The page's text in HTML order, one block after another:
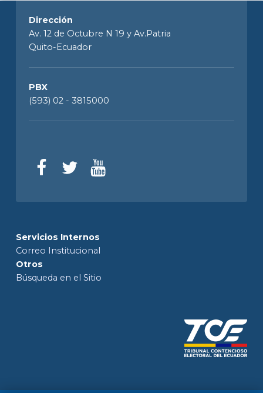
Dirección
Av. 12 de Octubre N 19 y Av.Patria
Quito-Ecuador
PBX
(593) 02 - 3815000
Servicios Internos
Correo Institucional
Otros
Búsqueda en el Sitio